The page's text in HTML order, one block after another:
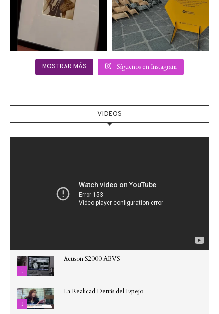
2 0
MOSTRAR MÁS Síguenos en Instagram
VIDEOS
1
Acuson S2000 ABVS
2
La Realidad Detrás del Espejo